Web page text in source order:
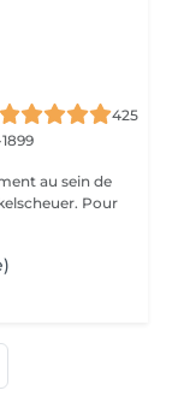
425
au sein de
Pour